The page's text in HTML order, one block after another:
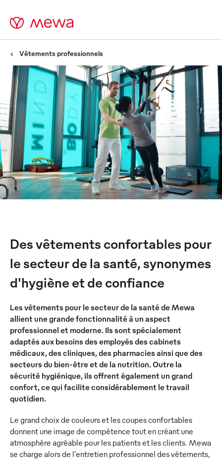
Vêtements professionnels
Vêtements pour le secteur
de la santé -
Des vêtements confortables
pour le secteur de la santé
dans le cadre d'un service
complet
Des vêtements confortables pour
le secteur de la santé, synonymes
d'hygiène et de confiance
Les vêtements pour le secteur de la santé de Mewa
allient une grande fonctionnalité à un aspect
professionnel et moderne. Ils sont spécialement
adaptés aux besoins des employés des cabinets
médicaux, des cliniques, des pharmacies ainsi que des
secteurs du bien-être et de la nutrition. Outre la
sécurité hygiénique, ils offrent également un grand
confort, ce qui facilite considérablement le travail
quotidien.
Le grand choix de couleurs et les coupes confortables
donnent une image de compétence tout en créant une
atmosphère agréable pour les patients et les clients. Mewa
se charge alors de l'entretien professionnel des vêtements,